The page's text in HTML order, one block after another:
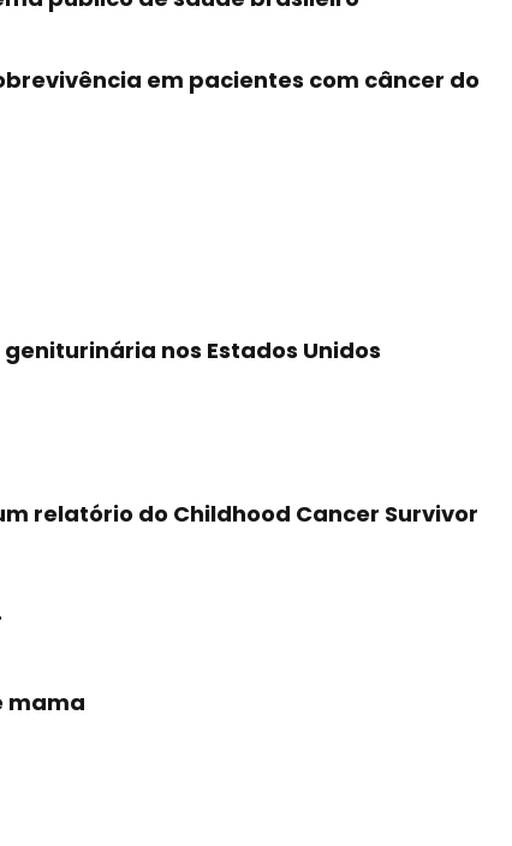
em pacientes com câncer do
nos Estados Unidos
relatório do Childhood Cancer Survivor
mama